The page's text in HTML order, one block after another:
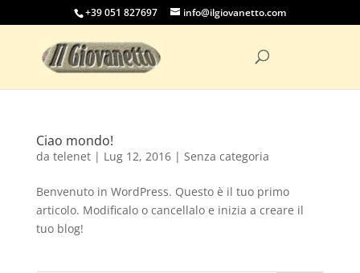
+39 051 827697 info@ilgiovanetto.com
Ciao mondo!
da telenet| Lug 12, 2016| Senza categoria
Benvenuto in WordPress. Questo è il tuo primo
articolo. Modificalo o cancellalo e inizia a creare il
tuo blog!